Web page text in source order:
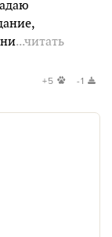
...читать
+5 -1